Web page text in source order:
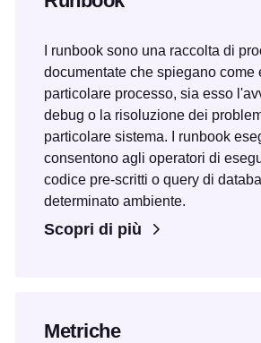
I runbook sono una raccolta di
documentate che spiegano come
particolare processo, sia esso
debug o la risoluzione dei
particolare sistema. I runbook
consentono agli operatori di
codice pre-scritti o query di
determinato ambiente.
Scopri di più
Metriche